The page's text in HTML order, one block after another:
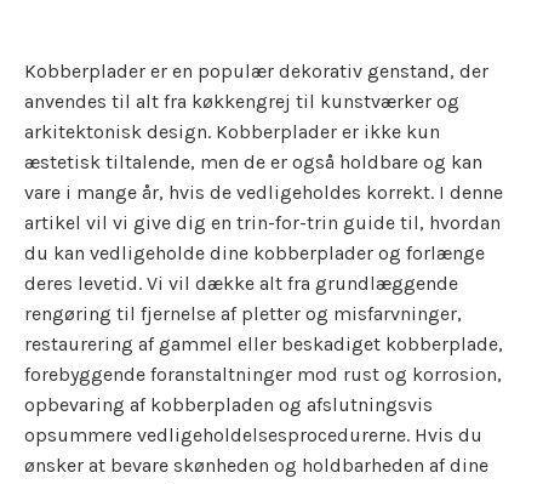
Kobberplader er en populær dekorativ genstand, der
anvendes til alt fra køkkengrej til kunstværker og
arkitektonisk design. Kobberplader er ikke kun
æstetisk tiltalende, men de er også holdbare og kan
vare i mange år, hvis de vedligeholdes korrekt. I denne
artikel vil vi give dig en trin-for-trin guide til, hvordan
du kan vedligeholde dine kobberplader og forlænge
deres levetid. Vi vil dække alt fra grundlæggende
rengøring til fjernelse af pletter og misfarvninger,
restaurering af gammel eller beskadiget kobberplade,
forebyggende foranstaltninger mod rust og korrosion,
opbevaring af kobberpladen og afslutningsvis
opsummere vedligeholdelsesprocedurerne. Hvis du
ønsker at bevare skønheden og holdbarheden af dine